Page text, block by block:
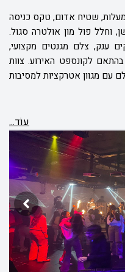
במועדון כוללות מסך 360 מעלות, שטיח אדום, טקס כניסה
וחלל פול מון אולטרה סגול.
ענק, צלם מגנטים מקצועי,
לקונספט האירוע. צוות
עם מגוון אטרקציות למסיבות
עוֹד...